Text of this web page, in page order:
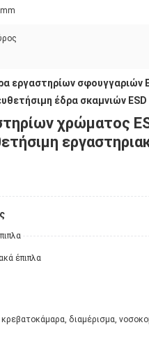
εργαστηρίων σφουγγαριών
έδρα σκαμνιών ESD
χρώματος
έπιπλα